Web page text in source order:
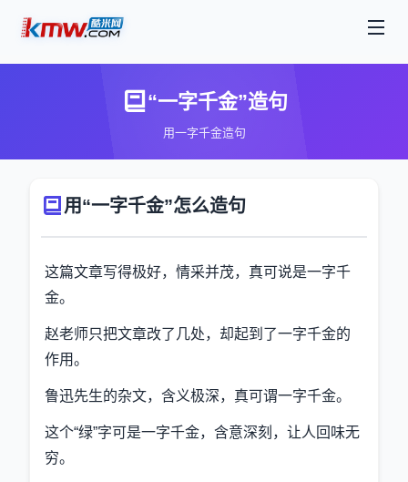
“一字千金”造句
用一字千金造句
用“一字千金”怎么造句
这篇文章写得极好，情采并茂，真可说是一字千
金。
赵老师只把文章改了几处，却起到了一字千金的
作用。
鲁迅先生的杂文，含义极深，真可谓一字千金。
这个“绿”字可是一字千金，含意深刻，让人回味无
穷。